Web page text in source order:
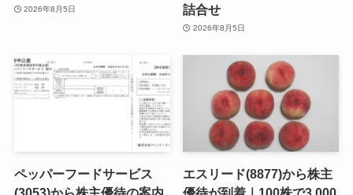
2026年8月5日
詰合せ
2026年8月5日
ペッパーフードサービス
エスリード(8877)から株主